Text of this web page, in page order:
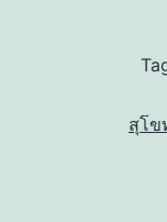
สุโข